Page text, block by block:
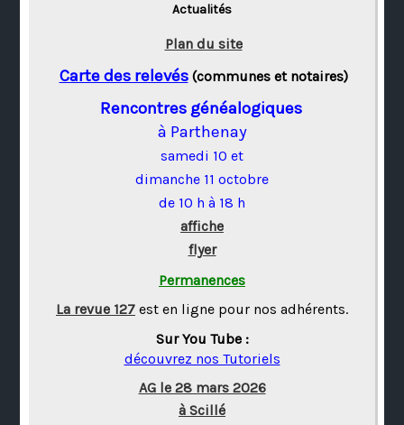
Actualités
Plan du site
Carte des relevés(communes et notaires)
Rencontres généalogiques
à Parthenay
samedi 10 et
dimanche 11 octobre
de 10 h à 18 h
affiche
flyer
Permanences
La revue 127 est en ligne pour nos adhérents.
Sur You Tube :
découvrez nos Tutoriels
AG le 28 mars 2026
à Scillé